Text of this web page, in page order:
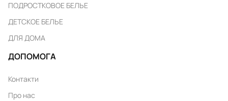
ПОДРОСТКОВОЕ БЕЛЬЕ
ДЕТСКОЕ БЕЛЬЕ
ДЛЯ ДОМА
ДОПОМОГА
Контакти
Про нас